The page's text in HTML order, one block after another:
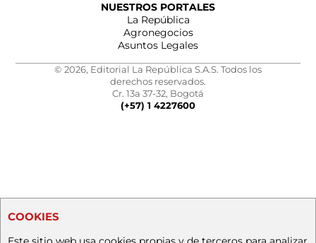
NUESTROS PORTALES
La República
Agronegocios
Asuntos Legales
© 2026, Editorial La República S.A.S. Todos los
derechos reservados.
Cr. 13a 37-32, Bogotá
(+57) 1 4227600
COOKIES